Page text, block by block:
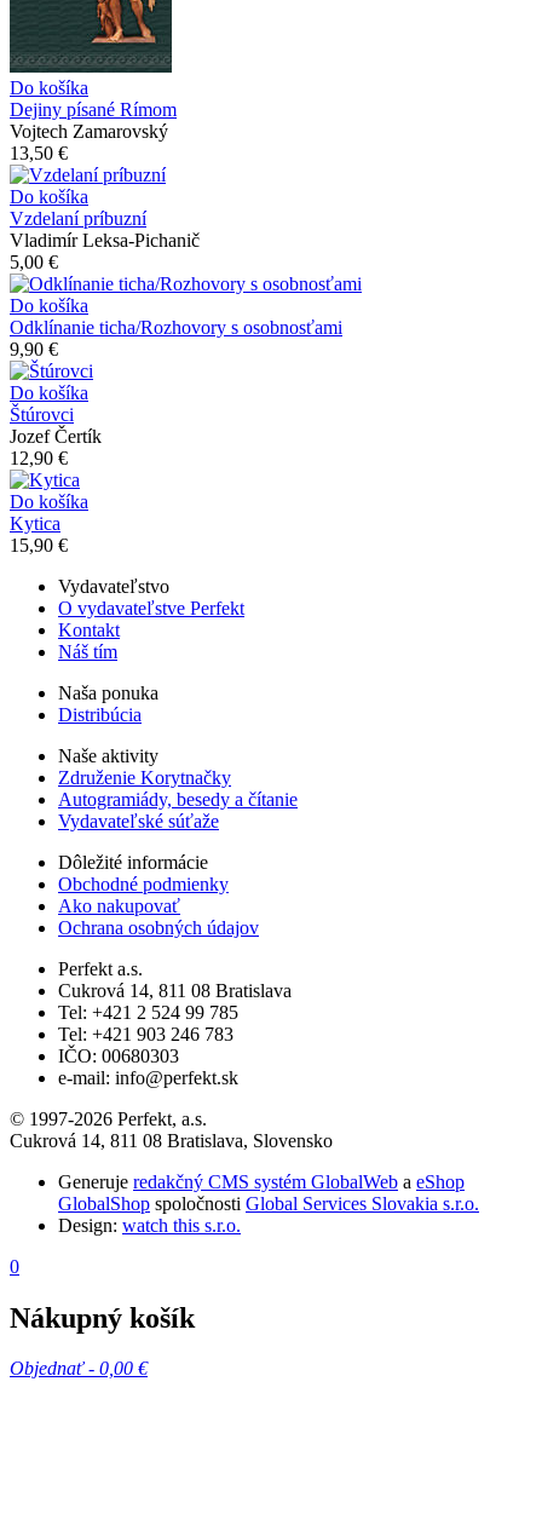
Do košíka
Dejiny písané Rímom
Vojtech Zamarovský
13,50 €
Do košíka
Vzdelaní príbuzní
Vladimír Leksa-Pichanič
5,00 €
Do košíka
Odklínanie ticha/Rozhovory s osobnosťami
9,90 €
Do košíka
Štúrovci
Jozef Čertík
12,90 €
Do košíka
Kytica
15,90 €
Vydavateľstvo
O vydavateľstve Perfekt
Kontakt
Náš tím
Naša ponuka
Distribúcia
Naše aktivity
Združenie Korytnačky
Autogramiády, besedy a čítanie
Vydavateľské súťaže
Dôležité informácie
Obchodné podmienky
Ako nakupovať
Ochrana osobných údajov
Perfekt a.s.
Cukrová 14, 811 08 Bratislava
Tel: +421 2 524 99 785
Tel: +421 903 246 783
IČO: 00680303
e-mail: info@perfekt.sk
© 1997-2026 Perfekt, a.s.
Cukrová 14, 811 08 Bratislava, Slovensko
Generuje redakčný CMS systém GlobalWeb a eShop
GlobalShop spoločnosti Global Services Slovakia s.r.o.
Design: watch this s.r.o.
0
Nákupný košík
Objednať - 0,00 €